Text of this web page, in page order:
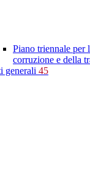
Piano triennale per
corruzione e della
generali 45